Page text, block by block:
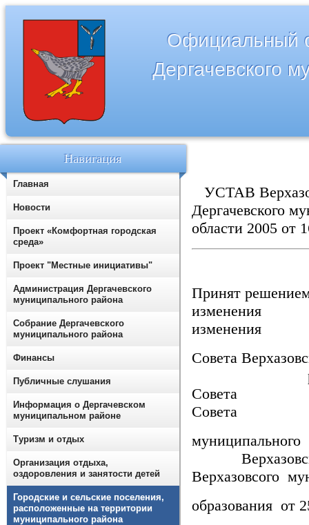
Официальный
Дергачевского
УСТАВ
Дергачевского
области 2005 от
Принят
изменения
Совета
Совета
Верхазовсого
образования от
Навигация
Главная
Новости
Проект «Комфортная городская
среда»
Проект "Местные инициативы"
Администрация Дергачевского
муниципального района
Собрание Дергачевского
муниципального района
Финансы
Публичные слушания
Информация о Дергачевском
муниципальном районе
Туризм и отдых
Организация отдыха,
оздоровления и занятости детей
Городские и сельские поселения,
расположенные на территории
муниципального района